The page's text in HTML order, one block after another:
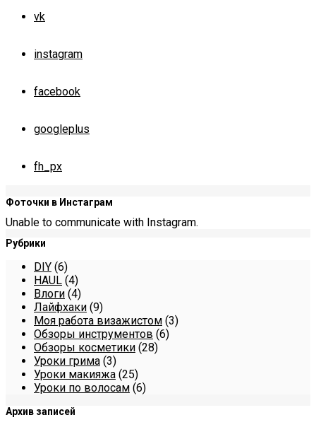
vk
instagram
facebook
googleplus
fh_px
Фоточки в Инстаграм
Unable to communicate with Instagram.
Рубрики
DIY (6)
HAUL (4)
Влоги (4)
Лайфхаки (9)
Моя работа визажистом (3)
Обзоры инструментов (6)
Обзоры косметики (28)
Уроки грима (3)
Уроки макияжа (25)
Уроки по волосам (6)
Архив записей